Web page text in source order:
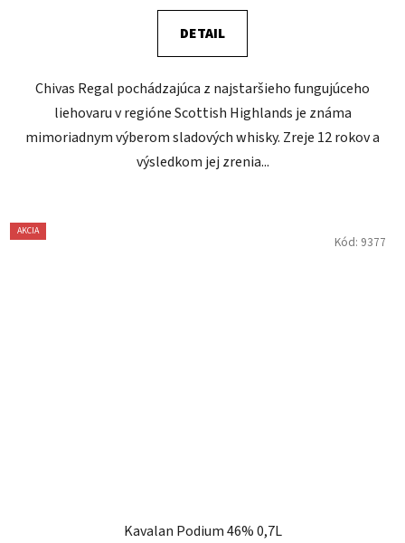
DETAIL
Chivas Regal pochádzajúca z najstaršieho fungujúceho
liehovaru v regióne Scottish Highlands je známa
mimoriadnym výberom sladových whisky. Zreje 12 rokov a
výsledkom jej zrenia...
AKCIA
Kavalan Podium 46% 0,7L
Kód: 9377